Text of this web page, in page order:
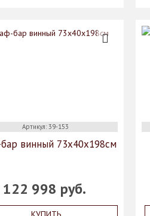
Артикул: 39-153
винный 73х40х198см
122 998 руб.